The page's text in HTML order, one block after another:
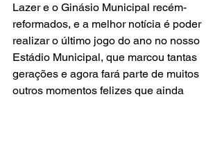
Lazer e o Ginásio Municipal recém-
reformados, e a melhor notícia é poder
realizar o último jogo do ano no nosso
Estádio Municipal, que marcou tantas
gerações e agora fará parte de muitos
outros momentos felizes que ainda